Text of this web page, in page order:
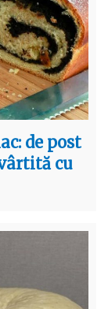
de post
cu